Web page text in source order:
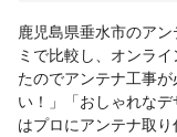
鹿児島県垂水市のア
ミで比較し、オンラ
たのでアンテナ工事
い！」「おしゃれな
はプロにアンテナ取